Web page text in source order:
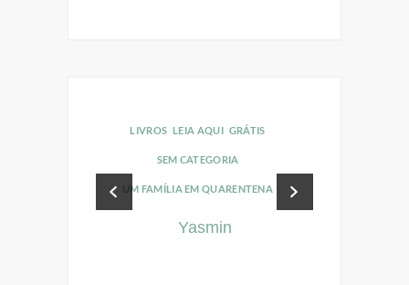
GRÁTIS
LEIA AQUI
LIVROS
SEM CATEGORIA
UM FAMÍLIA EM QUARENTENA
Yasmin